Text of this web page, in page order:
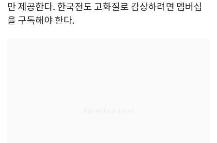
만 제공한다. 한국전도 고화질로 감상하려면 멤버십
을 구독해야 한다.